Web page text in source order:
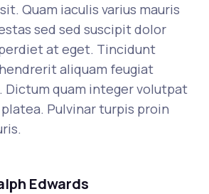
Quam iaculis varius mauris
sed sed suscipit dolor
at eget. Tincidunt
aliquam feugiat
Dictum quam integer volutpat
Pulvinar turpis proin
Edwards